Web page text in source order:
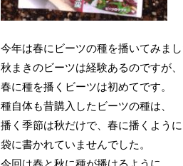
今年は春にビーツの種を播いてみま
秋まきのビーツは経験あるのですが、
春に種を播くビーツは初めてです。
種自体も昔購入したビーツの種は、
播く季節は秋だけで、春に播くよう
袋に書かれていませんでした。